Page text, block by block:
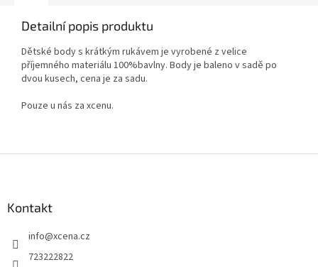
Detailní popis produktu
Dětské body s krátkým rukávem je vyrobené z velice
příjemného materiálu 100%bavlny. Body je baleno v sadě po
dvou kusech, cena je za sadu.
Pouze u nás za xcenu.
Kontakt
info@xcena.cz
723222822